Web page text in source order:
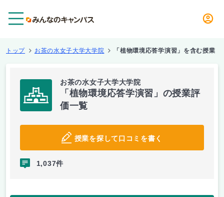
トップ お茶の水女子大学大学院 「植物環境応答学演習」を含む授業
お茶の水女子大学大学院
「植物環境応答学演習」の授業評
価一覧
授業を探して口コミを書く
1,037件